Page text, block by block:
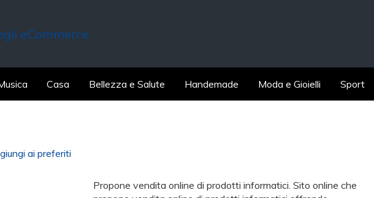
Casa Bellezza e Salute Handemade Moda e Gioielli Sport
ai preferiti
Propone vendita online di prodotti informatici. Sito online che